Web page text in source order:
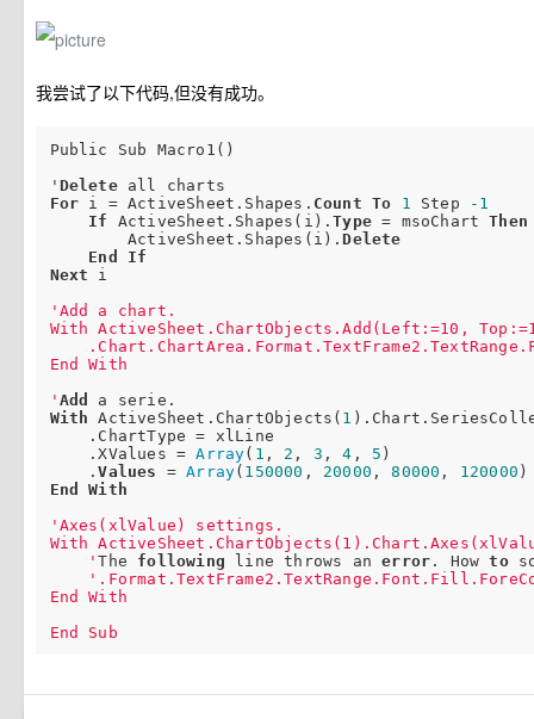
我尝试了以下代码,但没有成功。
Public Sub Macro1()
' Delete
For i = ActiveSheet.Shapes. Count To 1 Step
-1
If
ActiveSheet.Shapes(i).Type = msoChart Then
        ActiveSheet.Shapes(i).
Delete
End
If
Next i
'Add a chart.
With ActiveSheet.ChartObjects.Add(Left:=10,
End With
' Add
With ActiveSheet.ChartObjects( 1
    .ChartType = xlLine
    .XValues =
Array( 1 , 2 , 3 , 4 , 5 )
    .
Values = Array( 150000 , 20000 , 80000 , 120000
End
With
'Axes(xlValue) settings.
With
    '
The following line throws an error . How to
End With